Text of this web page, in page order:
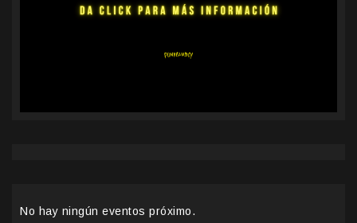
No hay ningún eventos próximo.